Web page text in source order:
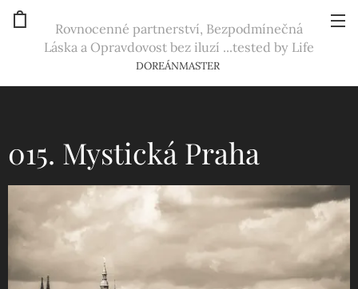
Rovnocenné partnerství, Bezpodmínečná
Láska a Opravdovost bez iluzí ...tested by Life
DOREÁNMASTER
015. Mystická Praha